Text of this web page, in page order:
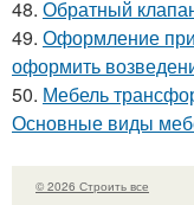
48. Обратный
49. Оформление
оформить
50. Мебель
Основные виды
© 2026 Строить все